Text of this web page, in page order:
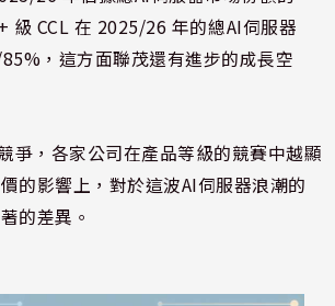
級 CCL 在 2025/26 年的總AI伺服器
，這方面聯茂還有進步的成長空
爭，各家公司在產品等級的競賽中越顯
的影響上，對於這波AI伺服器浪潮的
的差異。